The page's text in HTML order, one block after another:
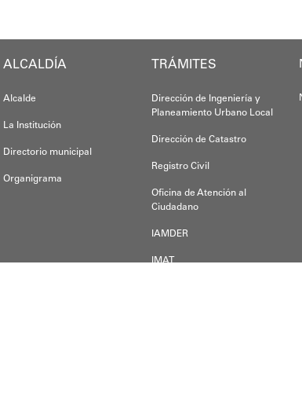
ALCALDÍA
Alcalde
La Institución
Directorio municipal
Organigrama
TRÁMITES
Dirección de Ingeniería y
Planeamiento Urbano Local
Dirección de Catastro
Registro Civil
Oficina de Atención al
Ciudadano
IAMDER
IMAT